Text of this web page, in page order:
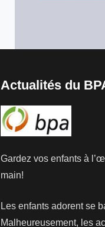
Actualités du
Gardez vos enfants à
main!
Les enfants adorent se
Malheureusement, les